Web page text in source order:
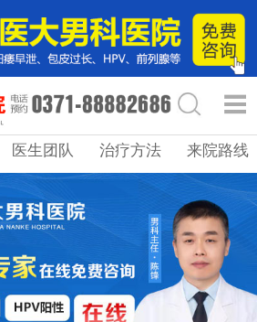
医生团队 治疗方法 来院路线